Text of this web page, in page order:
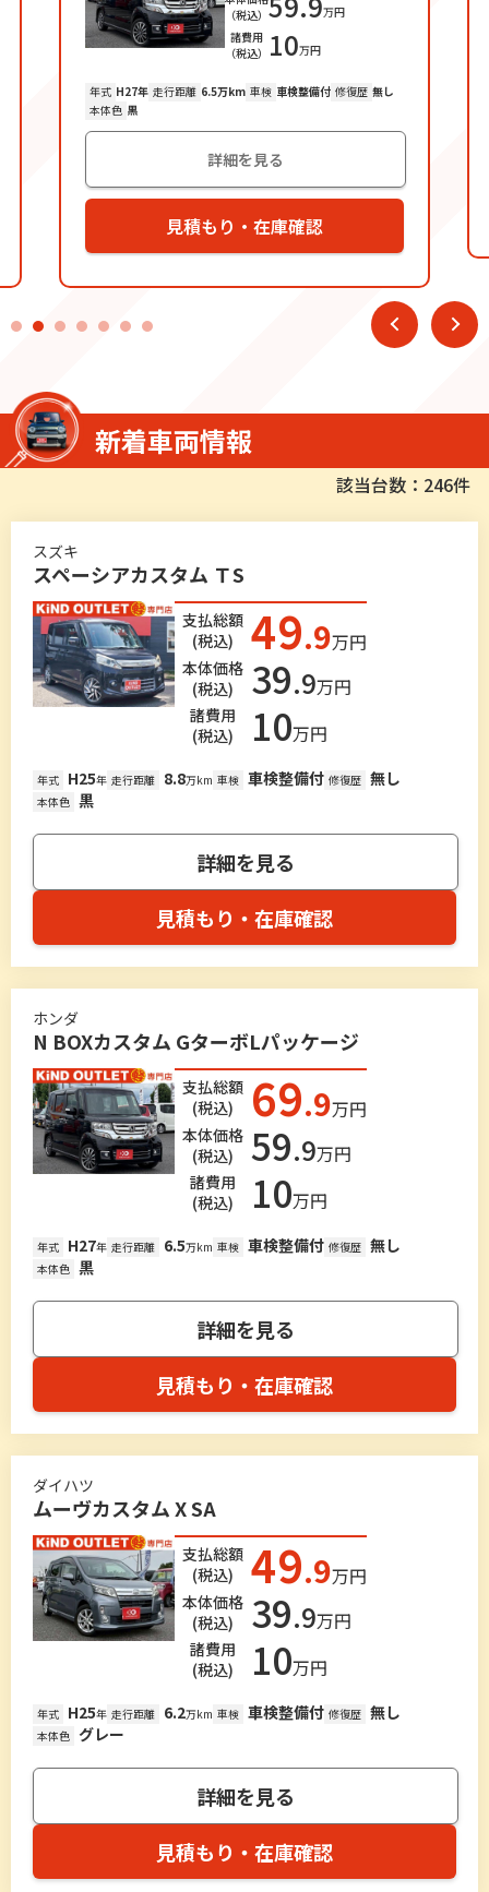
（税込）
万円
諸費用
（税込） 10万円
年式 H27年 走行距離 6.5万km 車検 車検整備付 修復歴 無し
本体色 黒
詳細を見る
見積もり・在庫確認
新着車両情報
該当台数：246件
スズキ
スペーシアカスタム ＴS
支払総額
(税込)
49.9万円
本体価格
(税込)
39.9万円
諸費用
(税込)
10万円
年式 H25年 走行距離 8.8万km 車検 車検整備付 修復歴 無し
本体色 黒
詳細を見る
見積もり・在庫確認
ホンダ
N BOXカスタム GターボLパッケージ
支払総額
(税込)
69.9万円
本体価格
(税込)
59.9万円
諸費用
(税込)
10万円
年式 H27年 走行距離 6.5万km 車検 車検整備付 修復歴 無し
本体色 黒
詳細を見る
見積もり・在庫確認
ダイハツ
ムーヴカスタム X SA
支払総額
(税込)
49.9万円
本体価格
(税込)
39.9万円
諸費用
(税込)
10万円
年式 H25年 走行距離 6.2万km 車検 車検整備付 修復歴 無し
本体色 グレー
詳細を見る
見積もり・在庫確認